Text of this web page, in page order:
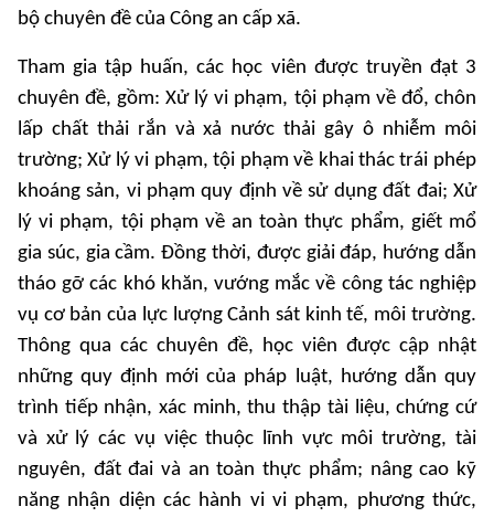
bộ chuyên đề của Công an cấp xã.
Tham gia tập huấn, các học viên được truyền đạt 3
chuyên đề, gồm: Xử lý vi phạm, tội phạm về đổ, chôn
lấp chất thải rắn và xả nước thải gây ô nhiễm môi
trường; Xử lý vi phạm, tội phạm về khai thác trái phép
khoáng sản, vi phạm quy định về sử dụng đất đai; Xử
lý vi phạm, tội phạm về an toàn thực phẩm, giết mổ
gia súc, gia cầm. Đồng thời, được giải đáp, hướng dẫn
tháo gỡ các khó khăn, vướng mắc về công tác nghiệp
vụ cơ bản của lực lượng Cảnh sát kinh tế, môi trường.
Thông qua các chuyên đề, học viên được cập nhật
những quy định mới của pháp luật, hướng dẫn quy
trình tiếp nhận, xác minh, thu thập tài liệu, chứng cứ
và xử lý các vụ việc thuộc lĩnh vực môi trường, tài
nguyên, đất đai và an toàn thực phẩm; nâng cao kỹ
năng nhận diện các hành vi vi phạm, phương thức,